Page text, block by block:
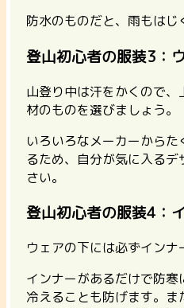
防水のものだと、雨もはじ
登山初心者の服装3：
山登り中は汗をかくので
材のものを選びましょう。
いろいろなメーカーから
るため、自分が気に入る
さい。
登山初心者の服装4：
ウェアの下には必ずインナ
インナーがあるだけで防
冷えることも防げます。